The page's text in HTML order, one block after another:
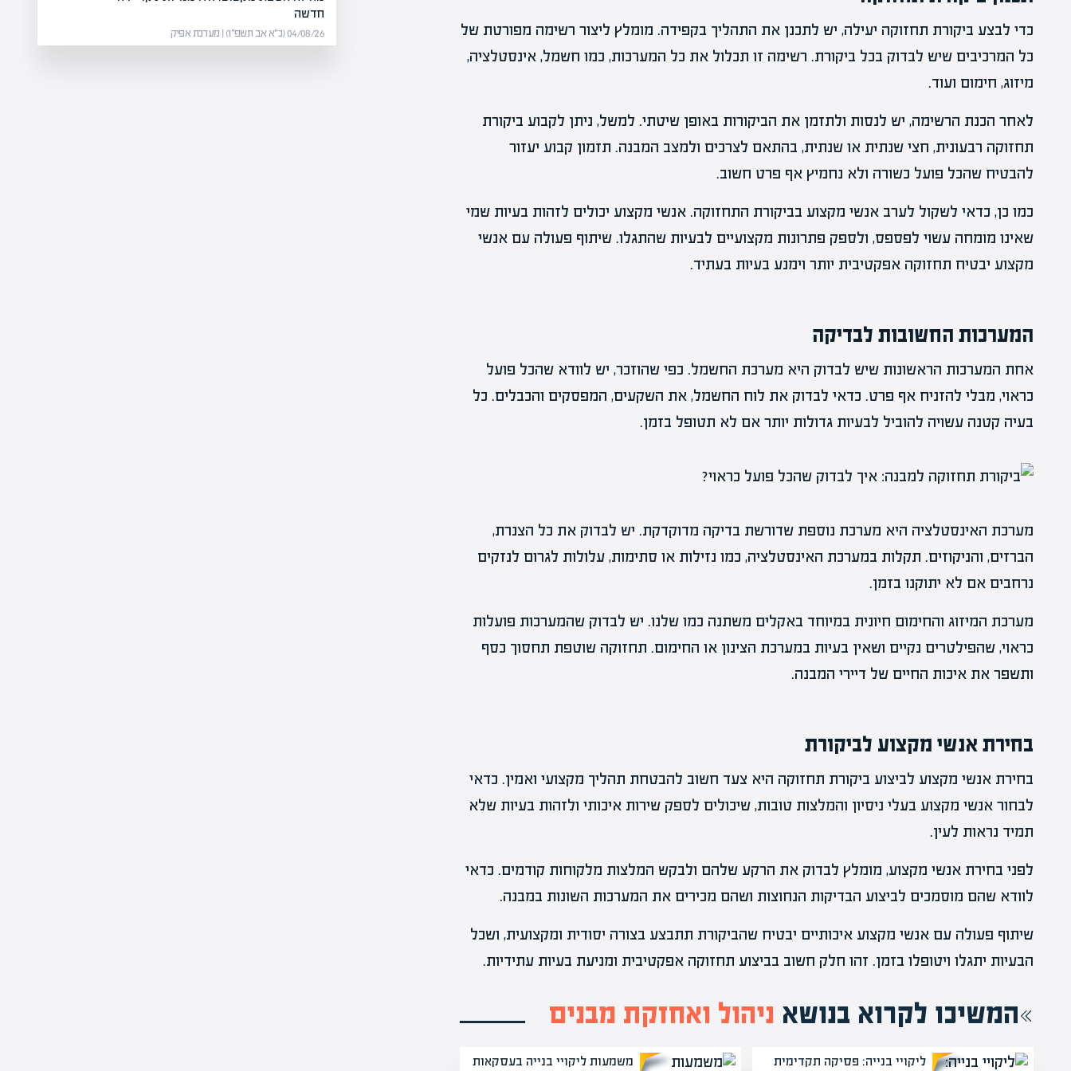
כדי לבצע ביקורת תחזוקה יעילה, יש לתכנן את התהליך בקפידה. מומלץ ליצור רשימה מפורטת של
כל המרכיבים שיש לבדוק בכל ביקורת. רשימה זו תכלול את כל המערכות, כמו חשמל, אינסטלציה,
מיזוג, חימום ועוד.
לאחר הכנת הרשימה, יש לנסות ולתזמן את הביקורות באופן שיטתי. למשל, ניתן לקבוע ביקורת
תחזוקה רבעונית, חצי שנתית או שנתית, בהתאם לצרכים ולמצב המבנה. תזמון קבוע יעזור
להבטיח שהכל פועל כשורה ולא נחמיץ אף פרט חשוב.
כמו כן, כדאי לשקול לערב אנשי מקצוע בביקורת התחזוקה. אנשי מקצוע יכולים לזהות בעיות שמי
שאינו מומחה עשוי לפספס, ולספק פתרונות מקצועיים לבעיות שהתגלו. שיתוף פעולה עם אנשי
מקצוע יבטיח תחזוקה אפקטיבית יותר וימנע בעיות בעתיד.
המערכות החשובות לבדיקה
אחת המערכות הראשונות שיש לבדוק היא מערכת החשמל. כפי שהוזכר, יש לוודא שהכל פועל
כראוי, מבלי להזניח אף פרט. כדאי לבדוק את לוח החשמל, את השקעים, המפסקים והכבלים. כל
בעיה קטנה עשויה להוביל לבעיות גדולות יותר אם לא תטופל בזמן.
מערכת האינסטלציה היא מערכת נוספת שדורשת בדיקה מדוקדקת. יש לבדוק את כל הצנרת,
הברזים, והניקוזים. תקלות במערכת האינסטלציה, כמו נזילות או סתימות, עלולות לגרום לנזקים
נרחבים אם לא יתוקנו בזמן.
מערכת המיזוג והחימום חיונית במיוחד באקלים משתנה כמו שלנו. יש לבדוק שהמערכות פועלות
כראוי, שהפילטרים נקיים ושאין בעיות במערכת הצינון או החימום. תחזוקה שוטפת תחסוך כסף
ותשפר את איכות החיים של דיירי המבנה.
בחירת אנשי מקצוע לביקורת
בחירת אנשי מקצוע לביצוע ביקורת תחזוקה היא צעד חשוב להבטחת תהליך מקצועי ואמין. כדאי
לבחור אנשי מקצוע בעלי ניסיון והמלצות טובות, שיכולים לספק שירות איכותי ולזהות בעיות שלא
תמיד נראות לעין.
לפני בחירת אנשי מקצוע, מומלץ לבדוק את הרקע שלהם ולבקש המלצות מלקוחות קודמים. כדאי
לוודא שהם מוסמכים לביצוע הבדיקות הנחוצות ושהם מכירים את המערכות השונות במבנה.
שיתוף פעולה עם אנשי מקצוע איכותיים יבטיח שהביקורת תתבצע בצורה יסודית ומקצועית, ושכל
הבעיות יתגלו ויטופלו בזמן. זהו חלק חשוב בביצוע תחזוקה אפקטיבית ומניעת בעיות עתידיות.
המשיכו לקרוא בנושא ניהול ואחזקת מבנים
ליקויי בנייה: פסיקה תקדימית
משמעות ליקויי בנייה בעסקאות
חדשה
04/08/26 (כ״א אב תשפ״ו) | מערכת אפיק